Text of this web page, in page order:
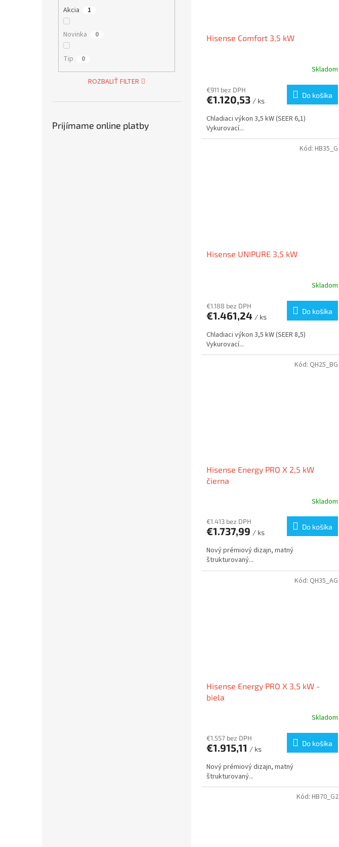
Akcia 1
Novinka 0
Tip 0
ROZBALIŤ FILTER
Prijímame online platby
Hisense Comfort 3,5 kW
Skladom
€911 bez DPH
€1.120,53 / ks
Do košíka
Chladiaci výkon 3,5 kW (SEER 6,1)
Vykurovací...
Hisense UNIPURE 3,5 kW
Skladom
€1.188 bez DPH
€1.461,24 / ks
Do košíka
Chladiaci výkon 3,5 kW (SEER 8,5)
Vykurovací...
Kód: HB35_G
Hisense Energy PRO X 2,5 kW
čierna
Skladom
€1.413 bez DPH
€1.737,99 / ks
Do košíka
Nový prémiový dizajn, matný
štrukturovaný...
Kód: QH25_BG
Hisense Energy PRO X 3,5 kW -
biela
Skladom
€1.557 bez DPH
€1.915,11 / ks
Do košíka
Nový prémiový dizajn, matný
štrukturovaný...
Kód: QH35_AG
Kód: HB70_G2